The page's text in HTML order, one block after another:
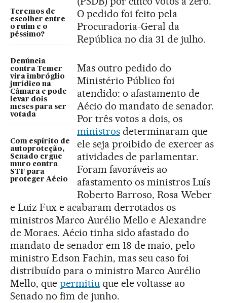
Teremos de
escolher entre
o ruim e o
péssimo?
Denúncia
contra Temer
vira imbróglio
jurídico na
Câmara e pode
levar dois
meses para ser
votada
Com espírito de
autoproteção,
Senado ergue
muro contra
STF para
proteger Aécio
O pedido foi feito pela
Procuradoria-Geral da
República no dia 31 de julho.
Mas outro pedido do
Ministério Público foi
atendido: o afastamento de
Aécio do mandato de senador.
Por três votos a dois, os
ministrosdeterminaram que
ele seja proibido de exercer as
atividades de parlamentar.
Foram favoráveis ao
afastamento os ministros Luís
Roberto Barroso, Rosa Weber
e Luiz Fux e acabaram derrotados os
ministros Marco Aurélio Mello e Alexandre
de Moraes. Aécio tinha sido afastado do
mandato de senador em 18 de maio, pelo
ministro Edson Fachin, mas seu caso foi
distribuído para o ministro Marco Aurélio
Mello, que permitiuque ele voltasse ao
Senado no fim de junho.